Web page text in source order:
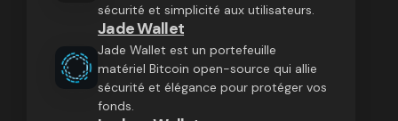
sécurité et simplicité aux utilisateurs.
Jade Wallet
Jade Wallet est un portefeuille
matériel Bitcoin open-source qui allie
sécurité et élégance pour protéger vos
fonds.